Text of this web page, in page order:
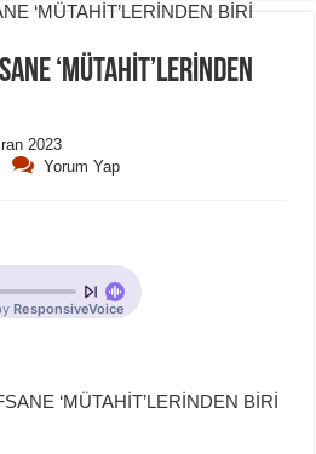
‘MÜTAHİT’LERİNDEN
2023
Yorum Yap